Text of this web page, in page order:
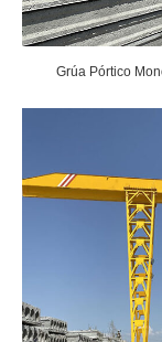
Grúa Pórtico